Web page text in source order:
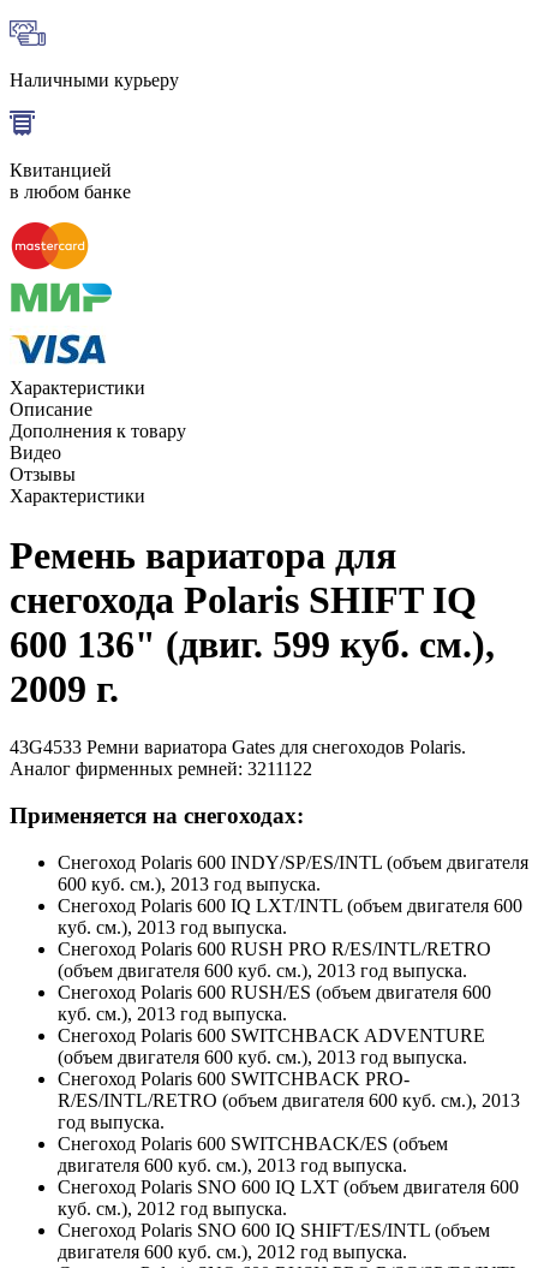
Наличными курьеру
Квитанцией
в любом банке
Характеристики
Описание
Дополнения к товару
Видео
Отзывы
Характеристики
Ремень вариатора для
снегохода Polaris SHIFT IQ
600 136" (двиг. 599 куб. см.),
2009 г.
43G4533 Ремни вариатора Gates для снегоходов Polaris.
Аналог фирменных ремней: 3211122
Применяется на снегоходах:
Снегоход Polaris 600 INDY/SP/ES/INTL (объем двигателя
600 куб. см.), 2013 год выпуска.
Снегоход Polaris 600 IQ LXT/INTL (объем двигателя 600
куб. см.), 2013 год выпуска.
Снегоход Polaris 600 RUSH PRO R/ES/INTL/RETRO
(объем двигателя 600 куб. см.), 2013 год выпуска.
Снегоход Polaris 600 RUSH/ES (объем двигателя 600
куб. см.), 2013 год выпуска.
Снегоход Polaris 600 SWITCHBACK ADVENTURE
(объем двигателя 600 куб. см.), 2013 год выпуска.
Снегоход Polaris 600 SWITCHBACK PRO-
R/ES/INTL/RETRO (объем двигателя 600 куб. см.), 2013
год выпуска.
Снегоход Polaris 600 SWITCHBACK/ES (объем
двигателя 600 куб. см.), 2013 год выпуска.
Снегоход Polaris SNO 600 IQ LXT (объем двигателя 600
куб. см.), 2012 год выпуска.
Снегоход Polaris SNO 600 IQ SHIFT/ES/INTL (объем
двигателя 600 куб. см.), 2012 год выпуска.